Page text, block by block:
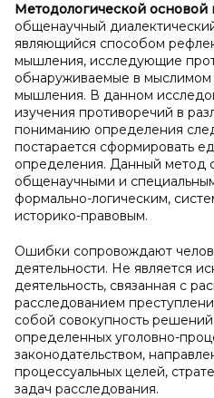
Методологической основой
общенаучный
являющийся способом
мышления, исследующие
обнаруживаемые в мыслимом
мышления. В данном
изучения противоречий в
пониманию определения
постарается сформировать
определения. Данный метод
общенаучными и
формально-логическим,
историко-правовым.
Ошибки сопровождают
деятельности. Не является
деятельность, связанная с
расследованием
собой совокупность
определенных уголовно-
законодательством,
процессуальных целей,
задач расследования.